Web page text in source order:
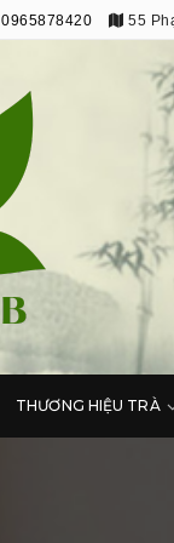
0965878420 55
THƯƠNG HIỆU TRÀ